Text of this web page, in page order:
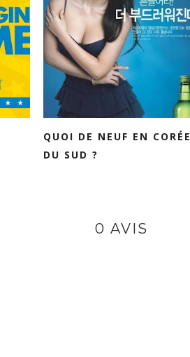
QUOI DE NEUF EN CORÉE
DU SUD ?
0 AVIS